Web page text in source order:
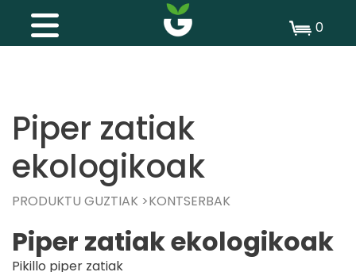
0
Piper zatiak
ekologikoak
PRODUKTU GUZTIAK KONTSERBAK
Piper zatiak ekologikoak
Pikillo piper zatiak